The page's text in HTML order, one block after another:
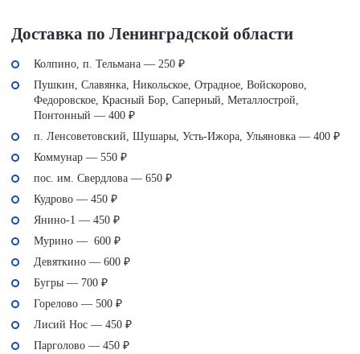
Доставка по Ленинградской области
Колпино, п. Тельмана — 250 ₽
Пушкин, Славянка, Никольское, Отрадное, Войскорово,
Федоровское, Красный Бор, Саперный, Металлострой,
Понтонный — 400 ₽
п. Ленсоветовский, Шушары, Усть-Ижора, Ульяновка — 400 ₽
Коммунар — 550 ₽
пос. им. Свердлова — 650 ₽
Кудрово — 450 ₽
Янино-1 — 450 ₽
Мурино — 600 ₽
Девяткино — 600 ₽
Бугры — 700 ₽
Горелово — 500 ₽
Лисий Нос — 450 ₽
Парголово — 450 ₽